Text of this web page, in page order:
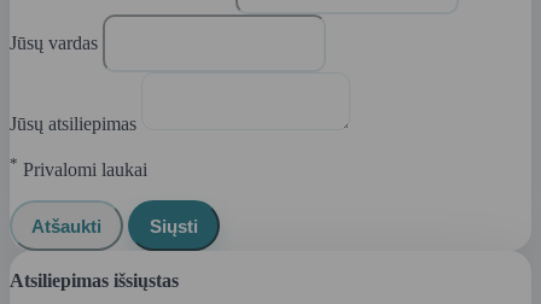
Jūsų vardas
Jūsų atsiliepimas
* Privalomi laukai
Atšaukti Siųsti
Atsiliepimas išsiųstas